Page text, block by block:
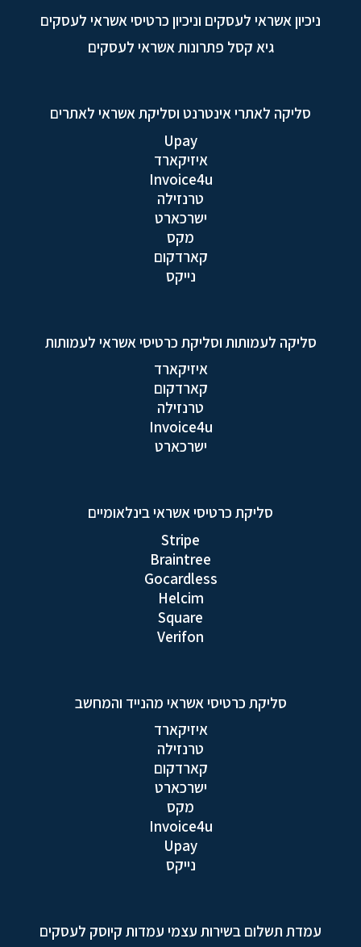
ניכיון אשראי לעסקים וניכיון כרטיסי אשראי לעסקים
גיא קסל פתרונות אשראי לעסקים
סליקה לאתרי אינטרנט וסליקת אשראי לאתרים
Upay
איזיקארד
Invoice4u
טרנזילה
ישרכארט
מקס
קארדקום
נייקס
סליקה לעמותות וסליקת כרטיסי אשראי לעמותות
איזיקארד
קארדקום
טרנזילה
Invoice4u
ישרכארט
סליקת כרטיסי אשראי בינלאומיים
Stripe
Braintree
Gocardless
Helcim
Square
Verifon
סליקת כרטיסי אשראי מהנייד והמחשב
איזיקארד
טרנזילה
קארדקום
ישרכארט
מקס
Invoice4u
Upay
נייקס
עמדת תשלום בשירות עצמי עמדות קיוסק לעסקים